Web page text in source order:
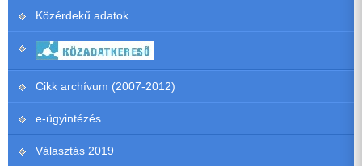
Közérdekű adatok
Cikk archívum (2007-2012)
e-ügyintézés
Választás 2019